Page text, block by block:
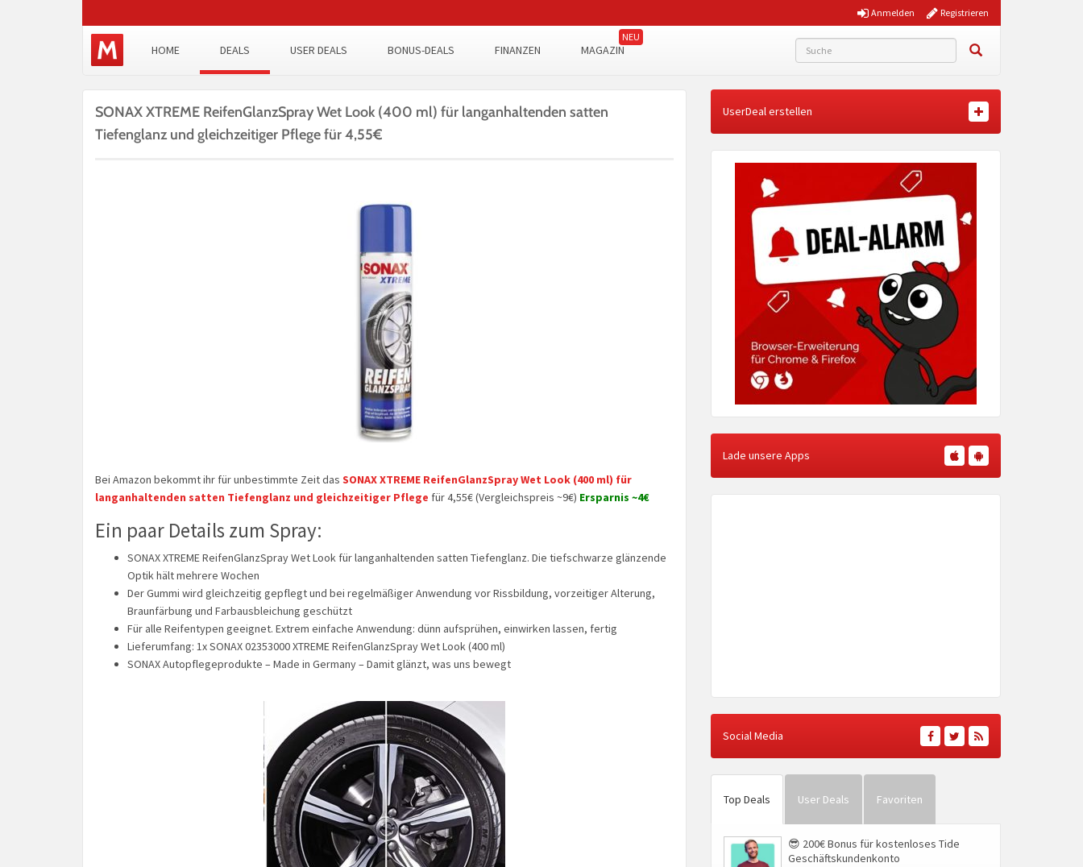
Registrieren
Anmelden
HOME DEALS USER DEALS BONUS-DEALS FINANZEN MAGAZIN
SONAX XTREME ReifenGlanzSpray Wet Look (400 ml) für langanhaltenden satten
Tiefenglanz und gleichzeitiger Pflege für 4,55€
Bei Amazon bekommt ihr für unbestimmte Zeit das SONAX XTREME ReifenGlanzSpray Wet Look (400 ml) für
langanhaltenden satten Tiefenglanz und gleichzeitiger Pflege für 4,55€ (Vergleichspreis ~9€) Ersparnis ~4€
Ein paar Details zum Spray:
SONAX XTREME ReifenGlanzSpray Wet Look für langanhaltenden satten Tiefenglanz. Die tiefschwarze glänzende
Optik hält mehrere Wochen
Der Gummi wird gleichzeitig gepflegt und bei regelmäßiger Anwendung vor Rissbildung, vorzeitiger Alterung,
Braunfärbung und Farbausbleichung geschützt
Für alle Reifentypen geeignet. Extrem einfache Anwendung: dünn aufsprühen, einwirken lassen, fertig
Lieferumfang: 1x SONAX 02353000 XTREME ReifenGlanzSpray Wet Look (400 ml)
SONAX Autopflegeprodukte – Made in Germany – Damit glänzt, was uns bewegt
UserDeal erstellen
Lade unsere Apps
Social Media
Top Deals User Deals Favoriten
😎 200€ Bonus für kostenloses Tide
Geschäftskundenkonto